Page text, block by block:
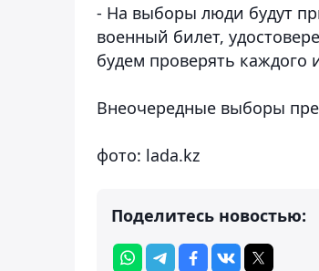
- На выборы люди будут
военный билет,
будем проверять каждого
Внеочередные выборы
фото: lada.kz
Поделитесь новостью: